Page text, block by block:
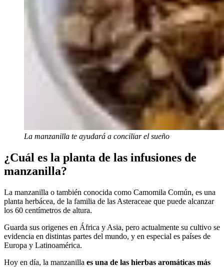
La manzanilla te ayudará a conciliar el sueño
¿Cuál es la planta de las infusiones de
manzanilla?
La manzanilla o también conocida como Camomila Común, es una
planta herbácea, de la familia de las Asteraceae que puede alcanzar
los 60 centímetros de altura.
Guarda sus origenes en África y Asia, pero actualmente su cultivo se
evidencia en distintas partes del mundo, y en especial es países de
Europa y Latinoamérica.
Hoy en día, la manzanilla es una de las hierbas aromáticas más